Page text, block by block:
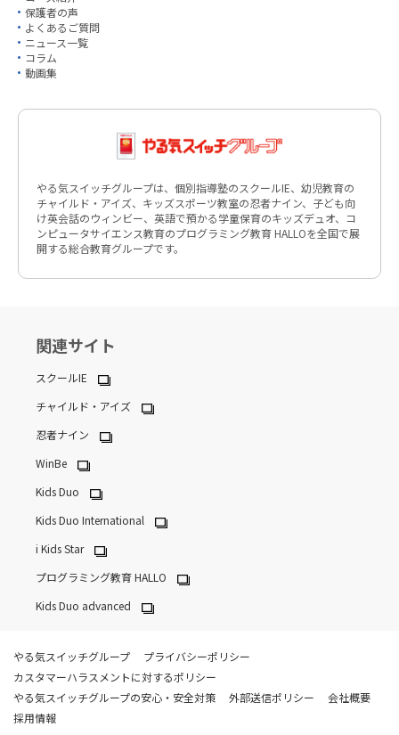
保護者の声
よくあるご質問
ニュース一覧
コラム
動画集
やる気スイッチグループは、個別指導塾のスクールIE、幼児教育の
チャイルド・アイズ、キッズスポーツ教室の忍者ナイン、子ども向
け英会話のウィンビー、英語で預かる学童保育のキッズデュオ、コ
ンピュータサイエンス教育のプログラミング教育 HALLOを全国で展
開する総合教育グループです。
関連サイト
スクールIE
チャイルド・アイズ
忍者ナイン
WinBe
Kids Duo
Kids Duo International
i Kids Star
プログラミング教育 HALLO
Kids Duo advanced
やる気スイッチグループ
プライバシーポリシー
カスタマーハラスメントに対するポリシー
やる気スイッチグループの安心・安全対策
外部送信ポリシー
会社概要
採用情報